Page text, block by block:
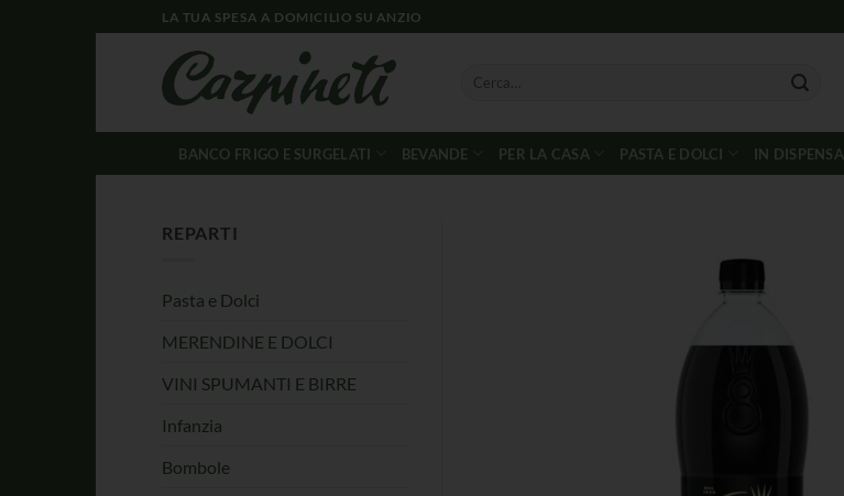
LA TUA SPESA A DOMICILIO SU ANZIO
BANCO FRIGO E SURGELATI BEVANDE PER LA CASA PASTA E DOLCI IN DISPENSA
REPARTI
Pasta e Dolci
MERENDINE E DOLCI
VINI SPUMANTI E BIRRE
Infanzia
Bombole